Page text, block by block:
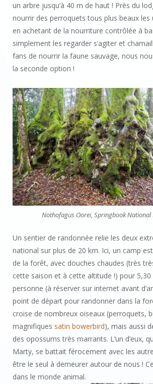
un arbre jusqu’à 40 m de haut ! Près du
nourrir des perroquets tous plus beaux les
en achetant de la nourriture contrôlée à
simplement les regarder s’agiter et
fans de nourrir la faune sauvage, nous
la seconde option !
Nothofagus Oorei, Springbook National
Un sentier de randonnée relie les deux
national sur plus de 20 km. Ici, un camp
de la forêt, avec douches chaudes (très
cette saison et à cette altitude !) pour
personne (à réserver sur internet avant
point de départ pour randonner dans la
croise de nombreux oiseaux (perroquets,
magnifiques satin bowerbird), mais aussi
des opossums très marrants. L’un d’eux,
Marty, se battait férocement avec les
être le seul à demeurer autour de nous !
dans le monde animal.